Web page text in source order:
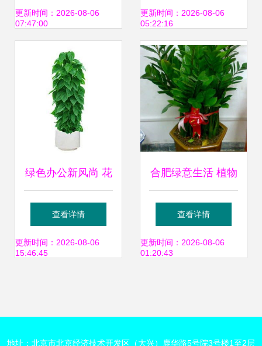
生机与活力
更新时间：2026-08-06
07:47:00
低成本的智慧之选
更新时间：2026-08-06
05:22:16
绿色办公新风尚 花
卉租借业务精选推
荐
查看详情
更新时间：2026-08-06
15:46:45
合肥绿意生活 植物
租赁让家居与办公
空间焕发新生
查看详情
更新时间：2026-08-06
01:20:43
地址：北京市北京经济技术开发区（大兴）鹿华路5号院3号楼1至2层